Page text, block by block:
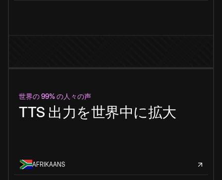
世界の 99% の人々の声
TTS 出力を世界中に拡大
AFRIKAANS